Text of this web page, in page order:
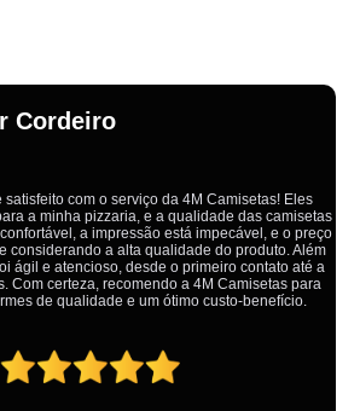
muito educados, prestativos e que colocam o
Qualquer lugar tem problemas,isso é fato, mas
com calma e de forma que todos saem
ganhando no final.